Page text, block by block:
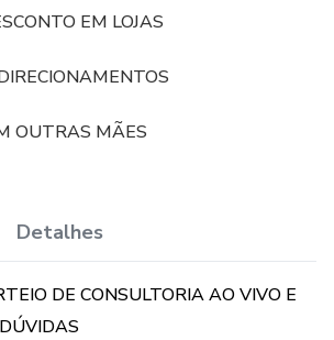
EM LOJAS
OUTRAS MÃES
Detalhes
DE CONSULTORIA AO VIVO E